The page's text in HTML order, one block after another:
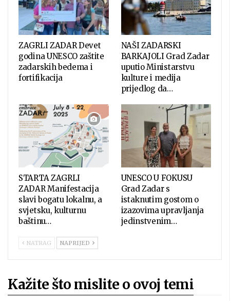
ZAGRLI ZADAR Devet
godina UNESCO zaštite
zadarskih bedema i
fortifikacija
NAŠI ZADARSKI
BARKAJOLI Grad Zadar
uputio Ministarstvu
kulture i medija
prijedlog da…
STARTA ZAGRLI
ZADAR Manifestacija
slavi bogatu lokalnu, a
svjetsku, kulturnu
baštinu…
UNESCO U FOKUSU
Grad Zadar s
istaknutim gostom o
izazovima upravljanja
jedinstvenim…
NATRAG NAPRIJED
Kažite što mislite o ovoj temi